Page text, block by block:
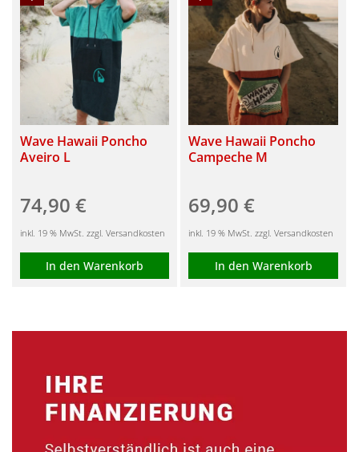
Wave Hawaii Poncho
Aveiro L
74,90 €
inkl. 19 % MwSt. zzgl. Versandkosten
In den Warenkorb
Wave Hawaii Poncho
Campeche M
69,90€
inkl. 19 % MwSt. zzgl. Versandkosten
In den Warenkorb